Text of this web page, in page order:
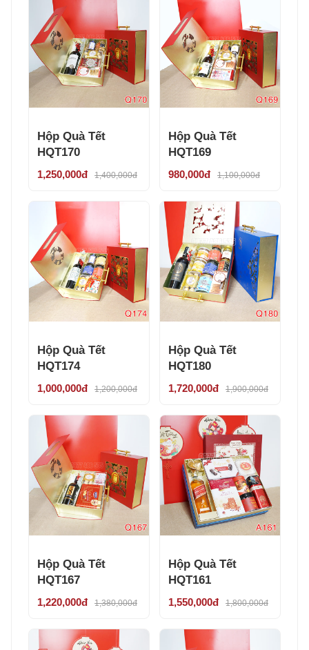
Hộp Quà Tết
HQT170
1,250,000đ 1,400,000đ
Hộp Quà Tết
HQT169
980,000đ 1,100,000đ
Hộp Quà Tết
HQT174
1,000,000đ 1,200,000đ
Hộp Quà Tết
HQT180
1,720,000đ 1,900,000đ
Hộp Quà Tết
HQT167
1,220,000đ 1,380,000đ
Hộp Quà Tết
HQT161
1,550,000đ 1,800,000đ